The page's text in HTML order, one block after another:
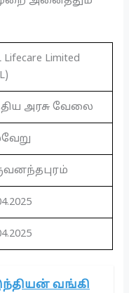
Lifecare Limited
அரசு வேலை
வங்கி